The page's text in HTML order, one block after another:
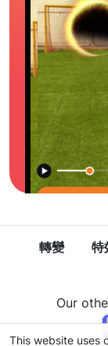
轉變 特
Our
This website uses